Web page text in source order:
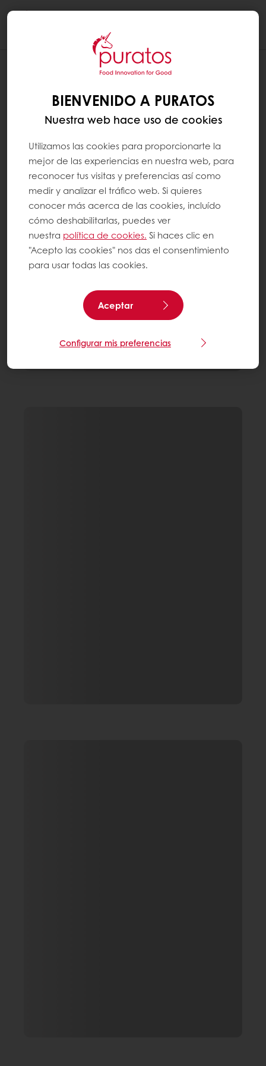
BIENVENIDO A PURATOS
Nuestra web hace uso de cookies
Utilizamos las cookies para proporcionarte la
mejor de las experiencias en nuestra web, para
reconocer tus visitas y preferencias así como
medir y analizar el tráfico web. Si quieres
conocer más acerca de las cookies, incluído
cómo deshabilitarlas, puedes ver
nuestra política de cookies. Si haces clic en
"Acepto las cookies" nos das el consentimiento
para usar todas las cookies.
Aceptar
Configurar mis preferencias